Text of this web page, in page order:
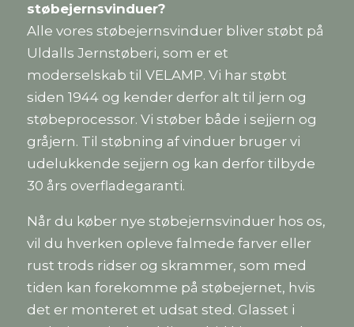
støbejernsvinduer?
Alle vores støbejernsvinduer bliver støbt på
Uldalls Jernstøberi, som er et
moderselskab til VELAMP. Vi har støbt
siden 1944 og kender derfor alt til jern og
støbeprocessor. Vi støber både i sejjern og
gråjern. Til støbning af vinduer bruger vi
udelukkende sejjern og kan derfor tilbyde
30 års overfladegaranti.
Når du køber nye støbejernsvinduer hos os,
vil du hverken opleve falmede farver eller
rust trods ridser og skrammer, som med
tiden kan forekomme på støbejernet, hvis
det er monteret et udsat sted. Glasset i